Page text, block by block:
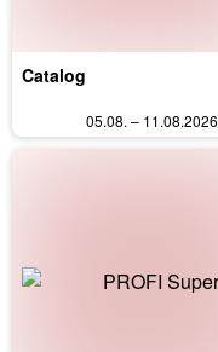
Catalog
05.08. – 11.08.2026